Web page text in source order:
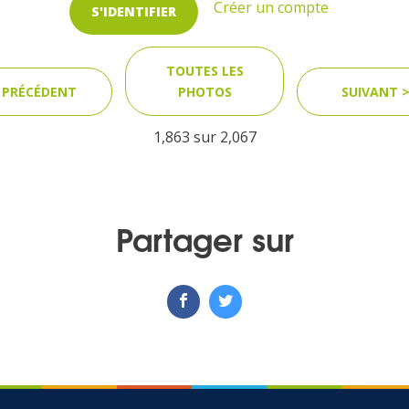
S'IDENTIFIER Créer un compte
TOUTES LES
PHOTOS
SUIVANT
1,863 sur 2,067
Partager sur